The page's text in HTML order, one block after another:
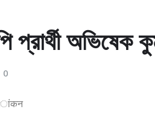
প্রার্থী
0